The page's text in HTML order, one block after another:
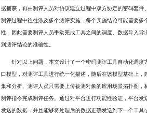
据捕获，再由测评人员对协议建立过程中双方协定的密码套
测评过程中往往涉及多个测评实施，每个实施结论可能需要
性，因此需要测评人员手动完成工具之间的调度、数据导入
到测评结论的准确性。
针对以上问题，本文设计了一个密码测评工具自动化调
口模型，对测评工具进行统一化描述，随后在该模型基础上
集和分析。测评人员只需要上传被测对象的应用场景拓扑图
测评指令完成测评任务。通过对平台进行功能性验证，平台
发送的数据，并且能够将处理后的数据正确发送到下一个工具